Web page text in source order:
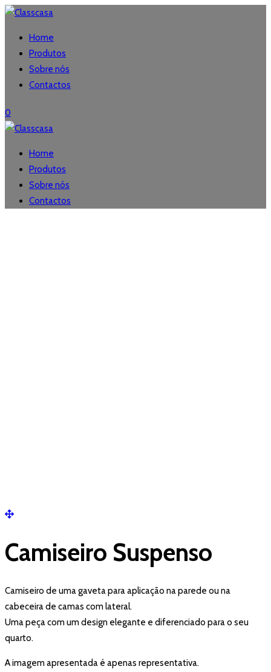
Home
Produtos
Sobre nós
Contactos
0
Home
Produtos
Sobre nós
Contactos
Camiseiro Suspenso
Camiseiro de uma gaveta para aplicação na parede ou na
cabeceira de camas com lateral.
Uma peça com um design elegante e diferenciado para o seu
quarto.
A imagem apresentada é apenas representativa.